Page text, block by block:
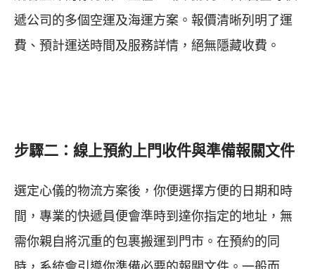
遞公司的多個空運及海運方案。報價清晰列明了運
費、預計運送時間及服務詳情，絕無隱藏收費。
步驟二：線上預約上門收件與準備報關文件
選定心儀的物流方案後，你便選擇方便的日期和時
間，專業的快遞員便會準時到達你指定的地址，無
需你親自將沉重的包裹搬運到門市。在預約的同